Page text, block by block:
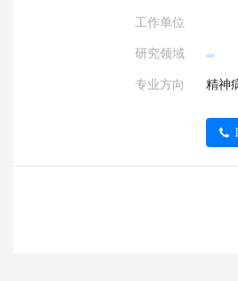
工作单位
研究领域
专业方向
精神